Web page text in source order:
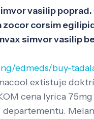
vasilip
corsim
simvor vasilip
edmeds/buy-
extistuje
cena lyrica